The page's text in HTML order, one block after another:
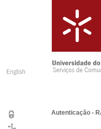
Autenticação -